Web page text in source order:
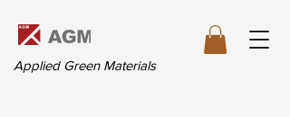
Applied Green Materials